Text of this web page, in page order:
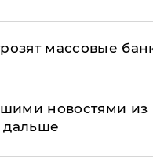
массовые
новостями из
дальше